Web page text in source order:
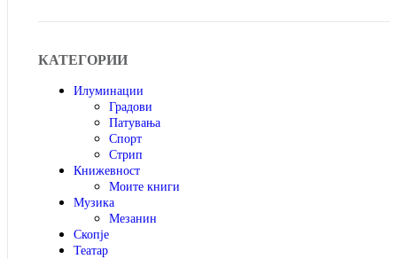
КАТЕГОРИИ
Илуминации
Градови
Патувања
Спорт
Стрип
Книжевност
Моите книги
Музика
Мезанин
Скопје
Театар